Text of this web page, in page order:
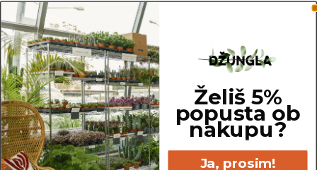
Pogoste težave
Gnitje:Čeprav imam rada vseskozi vlažno
zemljo, ne maram stati v vodi ali premokri zemlji.
Poskrbi, da sem posajena v zračni mešanici
zemlje in mi v primeru gnitja poreži vse nagnite
korenine ter me presadi v popolnoma svežo in
predvsem zračno zemljo.
Razpotegnjena rastlina:
Ker sem rastlina, ki
Želiš 5%
popusta ob
nakupu?
Ja, prosim!